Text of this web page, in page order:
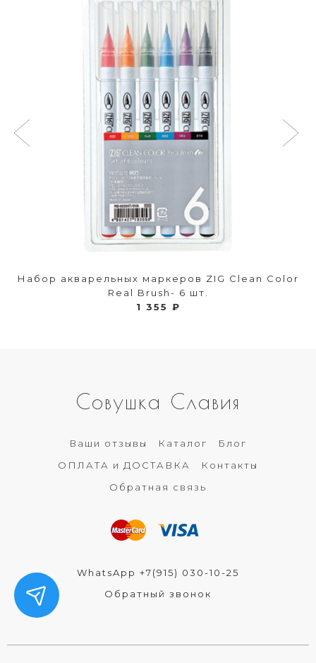
Набор акварельных маркеров ZIG Clean Color
Real Brush- 6 шт.
1 355 ₽
Совушка Славия
Ваши отзывы Каталог
Блог
ОПЛАТА и ДОСТАВКА
Контакты
Обратная связь
WhatsApp +7(915) 030-10-25
Обратный звонок